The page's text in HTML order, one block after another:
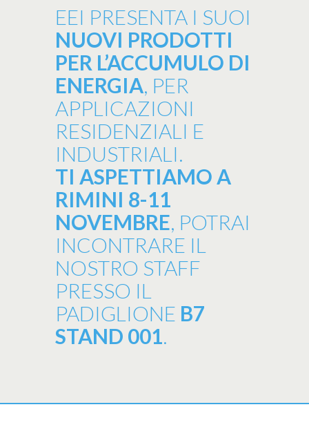
EEI PRESENTA I SUOI
NUOVI PRODOTTI
PER L’ACCUMULO DI
ENERGIA, PER
APPLICAZIONI
RESIDENZIALI E
INDUSTRIALI.
TI ASPETTIAMO A
RIMINI 8-11
NOVEMBRE, POTRAI
INCONTRARE IL
NOSTRO STAFF
PRESSO IL
PADIGLIONE B7
STAND 001.